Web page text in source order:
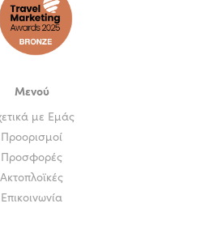
Μενού
με Εμάς
Προορισμοί
Προσφορές
Ακτοπλοϊκές
Επικοινωνία